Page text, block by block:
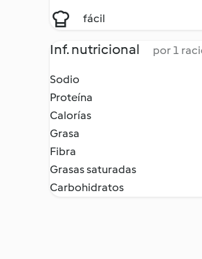
fácil
Inf. nutricional por 1
Sodio
Proteína
Calorías
Grasa
Fibra
Grasas saturadas
Carbohidratos